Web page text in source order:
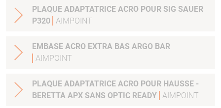
PLAQUE ADAPTATRICE ACRO POUR SIG SAUER
P320 AIMPOINT
EMBASE ACRO EXTRA BAS ARGO BAR
AIMPOINT
PLAQUE ADAPTATRICE ACRO POUR HAUSSE -
BERETTA APX SANS OPTIC READY AIMPOINT